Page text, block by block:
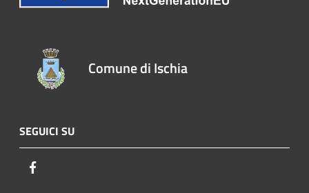
Comune di Ischia
SEGUICI SU